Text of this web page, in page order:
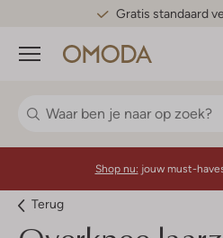
Gratis standaard
Menu
Shop nu: jouw must-
Terug